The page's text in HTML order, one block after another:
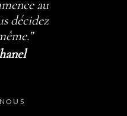
au
décidez